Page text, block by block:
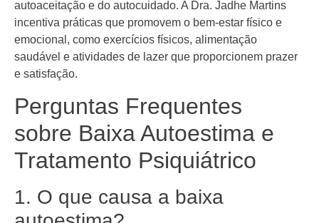
autoaceitação e do autocuidado. A Dra. Jadhe Martins
incentiva práticas que promovem o bem-estar físico e
emocional, como exercícios físicos, alimentação
saudável e atividades de lazer que proporcionem prazer
e satisfação.
Perguntas Frequentes
sobre Baixa Autoestima e
Tratamento Psiquiátrico
1. O que causa a baixa